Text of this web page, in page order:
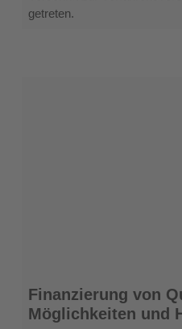
getreten.
Finanzierung
von
Quartiersarbeit:
Finanzierung von
Möglichkeiten und